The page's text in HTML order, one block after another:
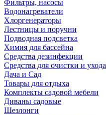
Фильтры, насосы
Водонагреватели
Хлоргенераторы
Лестницы и поручни
Подводная подсветка
Химия для бассейна
Средства дезинфекции
Средства для очистки и ухода
Дача и Сад
Товары для отдыха
Комплекты садовой мебели
Диваны садовые
Шезлонги